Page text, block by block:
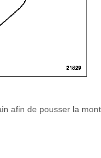
afin de pousser la